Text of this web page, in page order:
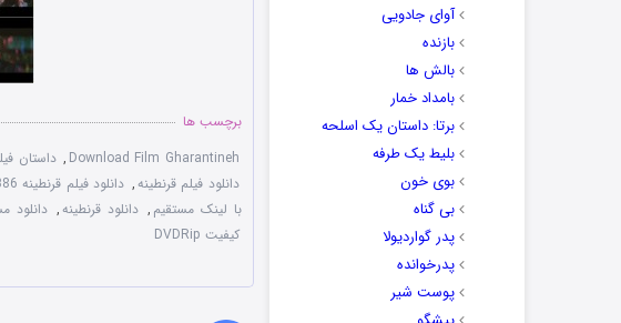
آوای جادویی
بازنده
بالش ها
بامداد خمار
برتا: داستان یک اسلحه
بلیط یک‌‌ طرفه
بوی خون
بی گناه
پدر گواردیولا
پدرخوانده
پوست شیر
برچسب ها
Download Film Gharantineh
, داستان
دانلود فیلم قرنطینه, دانلود فیلم قرنطینه 1386
با لینک مستقیم , دانلود قرنطینه, دانلود
کیفیت DVDRip